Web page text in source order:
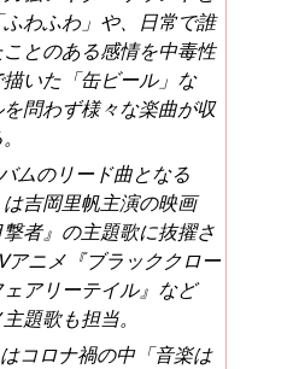
わふわ」や、日常で誰
ことのある感情を中毒性
いた「缶ビール」な
問わず様々な楽曲が収
ムのリード曲となる
は吉岡里帆主演の映画
撃者』の主題歌に抜擢さ
アニメ『ブラッククロー
アリーテイル』など
題歌も担当。
コロナ禍の中「音楽は